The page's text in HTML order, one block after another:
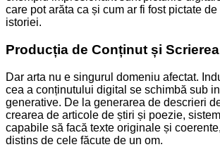
care pot arăta ca și cum ar fi fost pictate
istoriei.
Producția de Conținut și
Dar arta nu e singurul domeniu afectat.
cea a conținutului digital se schimbă sub
generative. De la generarea de descrieri
crearea de articole de știri și poezie,
capabile să facă texte originale și
distins de cele făcute de un om.